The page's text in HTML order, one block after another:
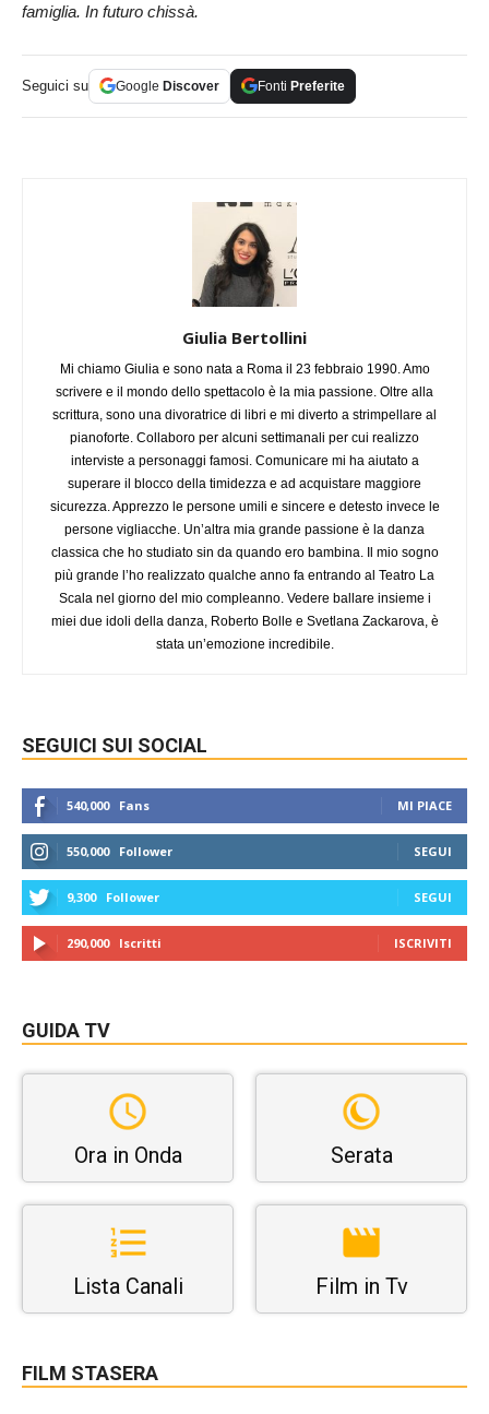
famiglia. In futuro chissà.
Seguici su Google Discover Fonti Preferite
Giulia Bertollini
Mi chiamo Giulia e sono nata a Roma il 23 febbraio 1990. Amo
scrivere e il mondo dello spettacolo è la mia passione. Oltre alla
scrittura, sono una divoratrice di libri e mi diverto a strimpellare al
pianoforte. Collaboro per alcuni settimanali per cui realizzo
interviste a personaggi famosi. Comunicare mi ha aiutato a
superare il blocco della timidezza e ad acquistare maggiore
sicurezza. Apprezzo le persone umili e sincere e detesto invece le
persone vigliacche. Un’altra mia grande passione è la danza
classica che ho studiato sin da quando ero bambina. Il mio sogno
più grande l’ho realizzato qualche anno fa entrando al Teatro La
Scala nel giorno del mio compleanno. Vedere ballare insieme i
miei due idoli della danza, Roberto Bolle e Svetlana Zackarova, è
stata un’emozione incredibile.
SEGUICI SUI SOCIAL
540,000 Fans MI PIACE
550,000 Follower SEGUI
9,300 Follower SEGUI
290,000 Iscritti ISCRIVITI
GUIDA TV
Ora in Onda Serata
Lista Canali Film in Tv
FILM STASERA